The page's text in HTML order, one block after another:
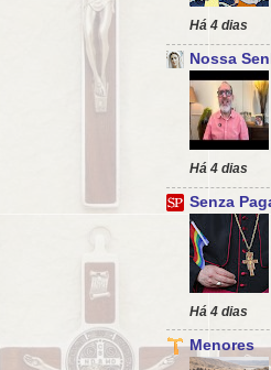
Há 4 dias
Nossa
Há 4 dias
Senza
Há 4 dias
Menores